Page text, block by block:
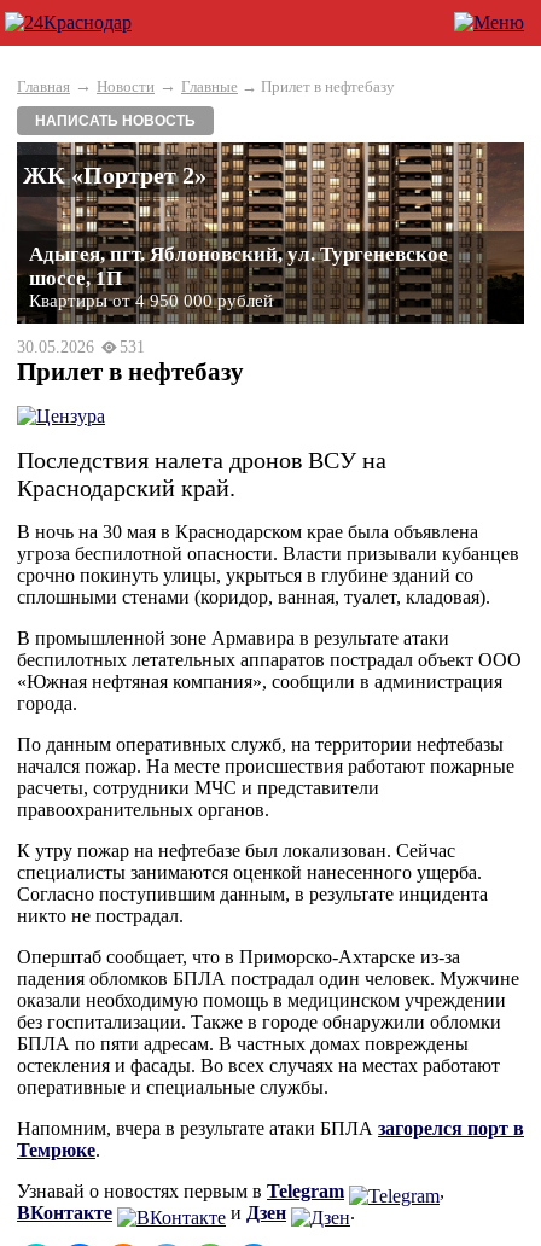
Главная → Новости → Главные → Прилет в нефтебазу
НАПИСАТЬ НОВОСТЬ
ЖК «Портрет 2»
Адыгея, пгт. Яблоновский, ул. Тургеневское
шоссе, 1П
Квартиры от 4 950 000 рублей
30.05.2026 531
Прилет в нефтебазу
Последствия налета дронов ВСУ на
Краснодарский край.
В ночь на 30 мая в Краснодарском крае была объявлена
угроза беспилотной опасности. Власти призывали кубанцев
срочно покинуть улицы, укрыться в глубине зданий со
сплошными стенами (коридор, ванная, туалет, кладовая).
В промышленной зоне Армавира в результате атаки
беспилотных летательных аппаратов пострадал объект ООО
«Южная нефтяная компания», сообщили в администрация
города.
По данным оперативных служб, на территории нефтебазы
начался пожар. На месте происшествия работают пожарные
расчеты, сотрудники МЧС и представители
правоохранительных органов.
К утру пожар на нефтебазе был локализован. Сейчас
специалисты занимаются оценкой нанесенного ущерба.
Согласно поступившим данным, в результате инцидента
никто не пострадал.
Оперштаб сообщает, что в Приморско-Ахтарске из-за
падения обломков БПЛА пострадал один человек. Мужчине
оказали необходимую помощь в медицинском учреждении
без госпитализации. Также в городе обнаружили обломки
БПЛА по пяти адресам. В частных домах повреждены
остекления и фасады. Во всех случаях на местах работают
оперативные и специальные службы.
Напомним, вчера в результате атаки БПЛА загорелся порт в
Темрюке.
Узнавай о новостях первым в Telegram
,
ВКонтакте
и Дзен .